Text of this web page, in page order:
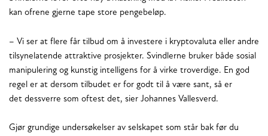
kan ofrene gjerne tape store pengebeløp.
– Vi ser at flere får tilbud om å investere i kryptovaluta eller andre
tilsynelatende attraktive prosjekter. Svindlerne bruker både sosial
manipulering og kunstig intelligens for å virke troverdige. En god
regel er at dersom tilbudet er for godt til å være sant, så er
det dessverre som oftest det, sier Johannes Vallesverd.
Gjør grundige undersøkelser av selskapet som står bak før du